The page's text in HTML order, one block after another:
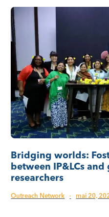
Bridging worlds:
between IP&LCs and
researchers
Outreach Network · mai 20,